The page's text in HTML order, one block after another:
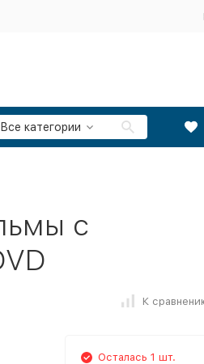
Все категории
с
К
Осталась 1 шт.